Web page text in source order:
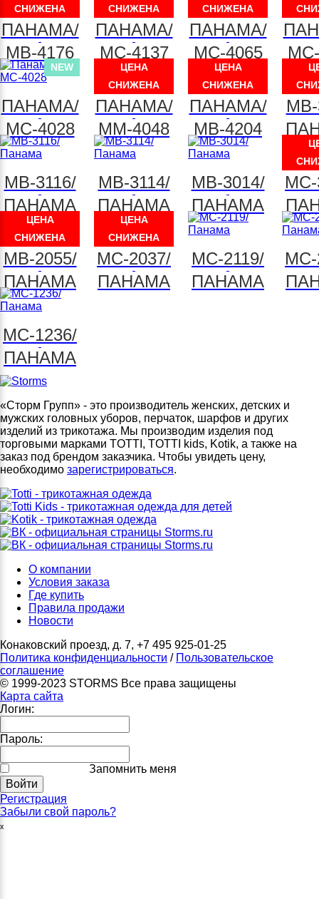
СНИЖЕНА
ПАНАМА/
МВ-4176
СНИЖЕНА
ПАНАМА/
МС-4137
СНИЖЕНА
ПАНАМА/
МС-4065
NEW
ПАНАМА/
МС-4028
ЦЕНА
СНИЖЕНА
ПАНАМА/
ММ-4048
ЦЕНА
СНИЖЕНА
ПАНАМА/
МВ-4204
МВ-
МВ-3116/
ПАНАМА
МВ-3114/
ПАНАМА
МВ-3014/
ПАНАМА
МС-
ЦЕНА
СНИЖЕНА
МВ-2055/
ПАНАМА
ЦЕНА
СНИЖЕНА
МС-2037/
ПАНАМА
МС-2119/
ПАНАМА
МС-
МС-1236/
ПАНАМА
«Сторм Групп» - это производитель женских, детских и
мужских головных уборов, перчаток, шарфов и других
изделий из трикотажа. Мы производим изделия под
торговыми марками TOTTI, TOTTI kids, Kotik, а также на
заказ под брендом заказчика. Чтобы увидеть цену,
необходимо зарегистрироваться.
О компании
Условия заказа
Где купить
Правила продажи
Новости
Конаковский проезд, д. 7, +7 495 925-01-25
Политика конфиденциальности / Пользовательское
соглашение
© 1999-2023 STORMS Все права защищены
Карта сайта
Логин:
Пароль:
Запомнить меня
Регистрация
Забыли свой пароль?
ₓ